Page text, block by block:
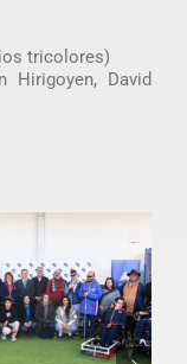
tricolores)
Hirigoyen, David